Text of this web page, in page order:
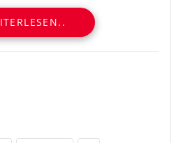
VERANTWORTUNG
Service GmbH und